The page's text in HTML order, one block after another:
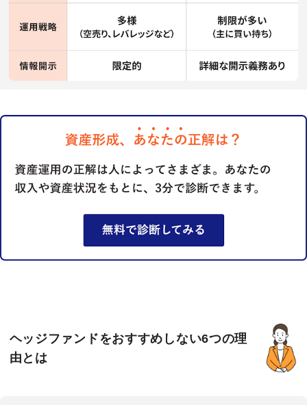
ヘッジファンドをおすすめしない6つの理
由とは